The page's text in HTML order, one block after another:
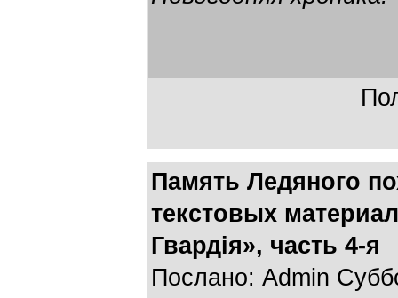
Память Ледяного
текстовых
Гвардія», часть 4-я
Послано: Admin